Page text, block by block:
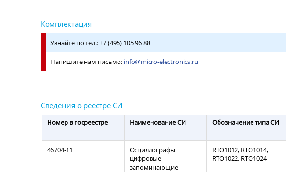
Узнайте по тел.: +7 (495) 105 96 88
Напишите нам письмо: info@micro-electronics.ru
Номер в госреестре
46704-11
Наименование СИ
Осциллографы
цифровые
запоминающие
Обозначение типа СИ
RTO1012, RTO1014,
RTO1022, RTO1024